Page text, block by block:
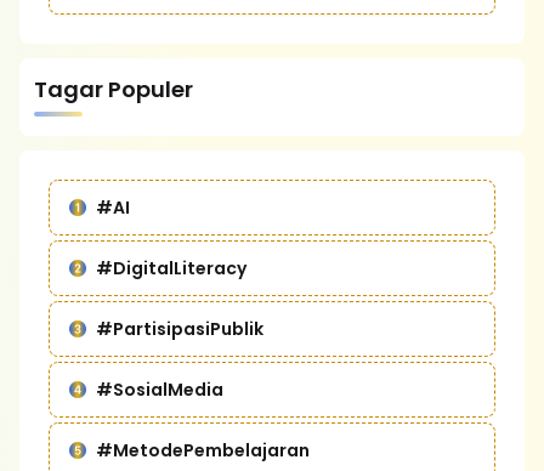
Tagar Populer
#AI
#DigitalLiteracy
#PartisipasiPublik
#SosialMedia
#MetodePembelajaran